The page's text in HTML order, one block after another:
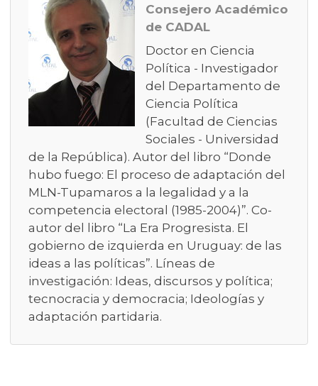
Consejero Académico
de CADAL
Doctor en Ciencia
Política - Investigador
del Departamento de
Ciencia Política
(Facultad de Ciencias
Sociales - Universidad
de la República). Autor del libro “Donde
hubo fuego: El proceso de adaptación del
MLN-Tupamaros a la legalidad y a la
competencia electoral (1985-2004)”. Co-
autor del libro “La Era Progresista. El
gobierno de izquierda en Uruguay: de las
ideas a las políticas”. Líneas de
investigación: Ideas, discursos y política;
tecnocracia y democracia; Ideologías y
adaptación partidaria.